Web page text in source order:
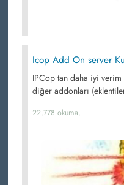
Icop Add On server
IPCop tan daha iyi
diğer addonları
22,778 okuma,